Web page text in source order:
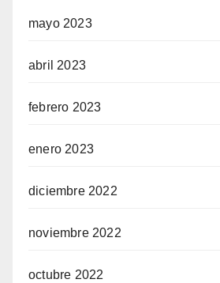
mayo 2023
abril 2023
febrero 2023
enero 2023
diciembre 2022
noviembre 2022
octubre 2022